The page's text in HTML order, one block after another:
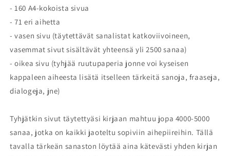
- 160 A4-kokoista sivua
- 71 eri aihetta
- vasen sivu (täytettävät sanalistat katkoviivoineen,
vasemmat sivut sisältävät yhteensä yli 2500 sanaa)
- oikea sivu (tyhjää ruutupaperia jonne voi kyseisen
kappaleen aiheesta lisätä itselleen tärkeitä sanoja, fraaseja,
dialogeja, jne)
Tyhjätkin sivut täytettyäsi kirjaan mahtuu jopa 4000-5000
sanaa, jotka on kaikki jaoteltu sopiviin aihepiireihin. Tällä
tavalla tärkeän sanaston löytää aina kätevästi yhden kirjan